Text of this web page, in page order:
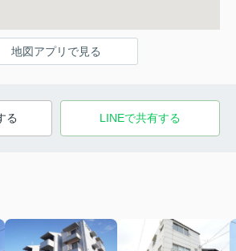
地図アプリで見る
る LINEで共有する